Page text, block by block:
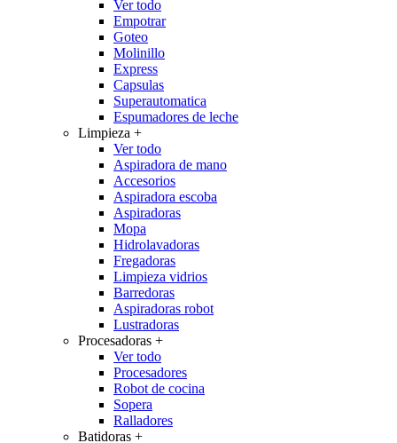
Ver todo
Empotrar
Goteo
Molinillo
Express
Capsulas
Superautomatica
Espumadores de leche
Limpieza +
Ver todo
Aspiradora de mano
Accesorios
Aspiradora escoba
Aspiradoras
Mopa
Hidrolavadoras
Fregadoras
Limpieza vidrios
Barredoras
Aspiradoras robot
Lustradoras
Procesadoras +
Ver todo
Procesadores
Robot de cocina
Sopera
Ralladores
Batidoras +